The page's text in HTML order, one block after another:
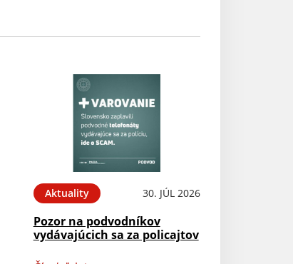
Aktuality 30. JÚL 2026
Pozor na podvodníkov
vydávajúcich sa za policajtov